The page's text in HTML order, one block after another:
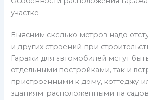
участке
Выясним сколько метров надо
и других строений при
Гаражи для автомобилей могут
отдельными постройками, так и
пристроенными к дому, коттеджу
зданиям, расположенными на